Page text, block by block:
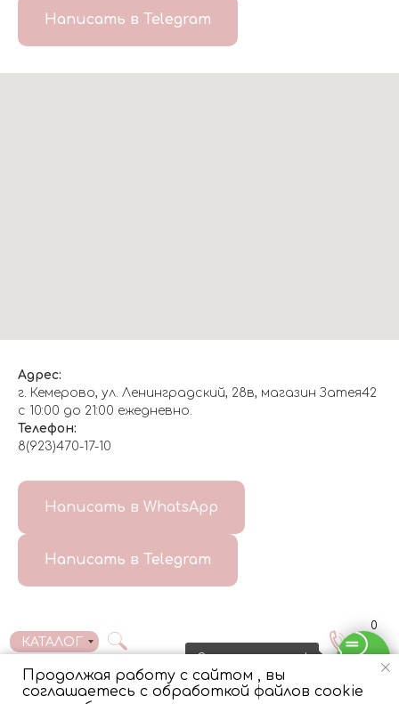
Свяжитесь с нами!
Продолжая работу с сайтом , вы
соглашаетесь с обработкой файлов cookie
Написать в Telegram
Адрес:
г. Кемерово, ул. Ленинградский, 28в, магазин Затея42
с 10:00 до 21:00 ежедневно.
Телефон:
8(923)470-17-10
Написать в WhatsApp
Написать в Telegram
ДОСТАВКА/
0
КАТАЛОГ
Made on Tilda